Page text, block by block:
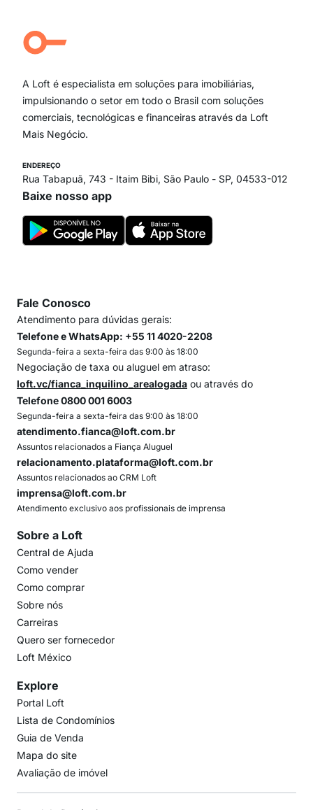
Campo Belo
Ipiranga
Paraíso
Itaim Bibi
A Loft é especialista em soluções para imobiliárias,
impulsionando o setor em todo o Brasil com soluções
comerciais, tecnológicas e financeiras através da Loft
Mais Negócio.
ENDEREÇO
Rua Tabapuã, 743 - Itaim Bibi, São Paulo - SP, 04533-012
Baixe nosso app
Fale Conosco
Atendimento para dúvidas gerais:
Telefone e WhatsApp: +55 11 4020-2208
Segunda-feira a sexta-feira das 9:00 às 18:00
Negociação de taxa ou aluguel em atraso:
loft.vc/fianca_inquilino_arealogada ou através do
Telefone 0800 001 6003
Segunda-feira a sexta-feira das 9:00 às 18:00
atendimento.fianca@loft.com.br
Assuntos relacionados a Fiança Aluguel
relacionamento.plataforma@loft.com.br
Assuntos relacionados ao CRM Loft
imprensa@loft.com.br
Atendimento exclusivo aos profissionais de imprensa
Sobre a Loft
Central de Ajuda
Como vender
Como comprar
Sobre nós
Carreiras
Quero ser fornecedor
Loft México
Explore
Portal Loft
Lista de Condomínios
Guia de Venda
Mapa do site
Avaliação de imóvel